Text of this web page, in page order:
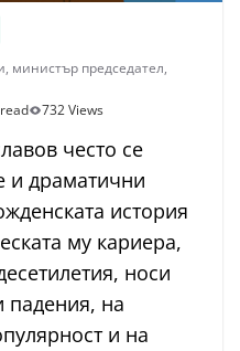
, министър председател,
732 Views
често се
и драматични
история
му кариера,
носи
падения, на
и на